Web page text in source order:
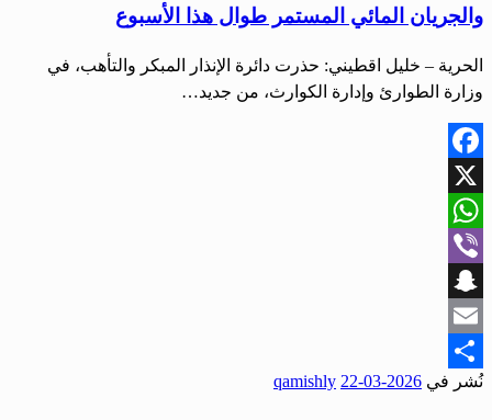
والجريان المائي المستمر طوال هذا الأسبوع
الحرية – خليل اقطيني: حذرت دائرة الإنذار المبكر والتأهب، في
وزارة الطوارئ وإدارة الكوارث، من جديد…
Facebook
X
WhatsApp
Viber
Snapchat
Email
Share
نُشر في 2026-03-22
qamishly